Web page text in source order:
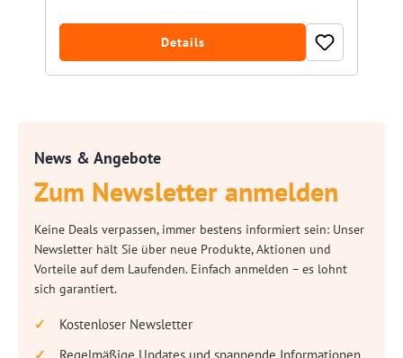
Details
News & Angebote
Zum Newsletter anmelden
Keine Deals verpassen, immer bestens informiert sein: Unser
Newsletter hält Sie über neue Produkte, Aktionen und
Vorteile auf dem Laufenden. Einfach anmelden – es lohnt
sich garantiert.
Kostenloser Newsletter